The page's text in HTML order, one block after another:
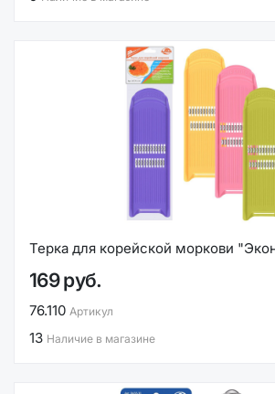
Терка для корейской моркови
169 руб.
76.110 Артикул
13 Наличие в магазине